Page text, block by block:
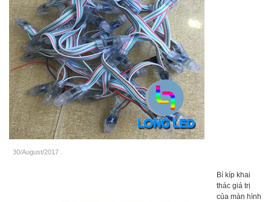
30/August/2017
Bí kíp khai
thác giá trị
của màn hình